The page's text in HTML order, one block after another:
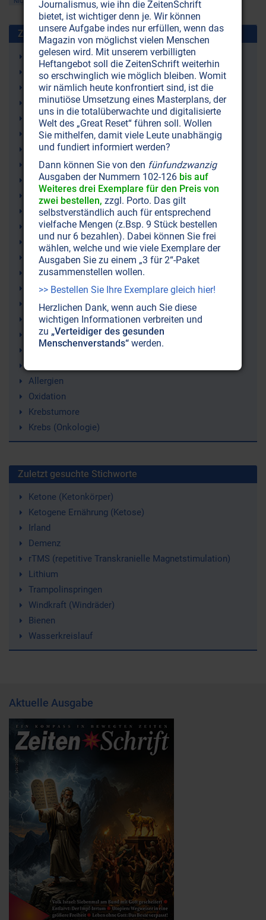
Zusammen benutzt mit:
OPC
Gesundheit
Medizin
Cholesterin
Ernährung
Herzinfarkt
Herz-Kreislauf
Herzschwäche
Kreislauf
Kreislauf-Erkrankungen
Traubenkernextrakt
Blutgefässe
Nahrungsergänzungen
Arteriosklerose, Atherosklerose (Arterienverkalkung)
Vitamin Ester C
Jack Masquelier
Portrait
Robert Franz
freie Radikale
Antioxidans
Allergien
Oxidation
Krebstumore
Krebs (Onkologie)
Zuletzt gesuchte Stichworte
Ketone (Ketonkörper)
Ketogene Ernährung (Ketose)
Irland
Demenz
rTMS (repetitive Transkranielle Magnetstimulation)
Lithium
Trampolinspringen
Windkraft (Windräder)
Bienen
Wasserkreislauf
Aktuelle Ausgabe
Journalismus, wie ihn die ZeitenSchrift
bietet, ist wichtiger denn je. Wir können
unsere Aufgabe indes nur erfüllen, wenn das
Magazin von möglichst vielen Menschen
gelesen wird. Mit unserem verbilligten
Heftangebot soll die ZeitenSchrift weiterhin
so erschwinglich wie möglich bleiben. Womit
wir nämlich heute konfrontiert sind, ist die
minutiöse Umsetzung eines Masterplans, der
uns in die totalüberwachte und digitalisierte
Welt des „Great Reset“ führen soll. Wollen
Sie mithelfen, damit viele Leute unabhängig
und fundiert informiert werden?
Dann können Sie von den fünfundzwanzig
Ausgaben der Nummern 102-126 bis auf
Weiteres drei Exemplare für den Preis von
zwei bestellen, zzgl. Porto. Das gilt
selbstverständlich auch für entsprechend
vielfache Mengen (z.Bsp. 9 Stück bestellen
und nur 6 bezahlen). Dabei können Sie frei
wählen, welche und wie viele Exemplare der
Ausgaben Sie zu einem „3 für 2“-Paket
zusammenstellen wollen.
>> Bestellen Sie Ihre Exemplare gleich hier!
Herzlichen Dank, wenn auch Sie diese
wichtigen Informationen verbreiten und
zu „Verteidiger des gesunden
Menschenverstands“ werden.